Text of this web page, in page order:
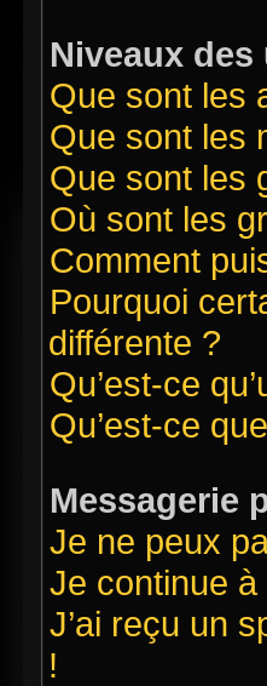
Niveaux
Que sont les
Que sont les
Que sont les
Où sont les
Comment
Pourquoi
différente ?
Qu’est-ce
Qu’est-ce
Messagerie
Je ne peux
Je continue
J’ai reçu un
!